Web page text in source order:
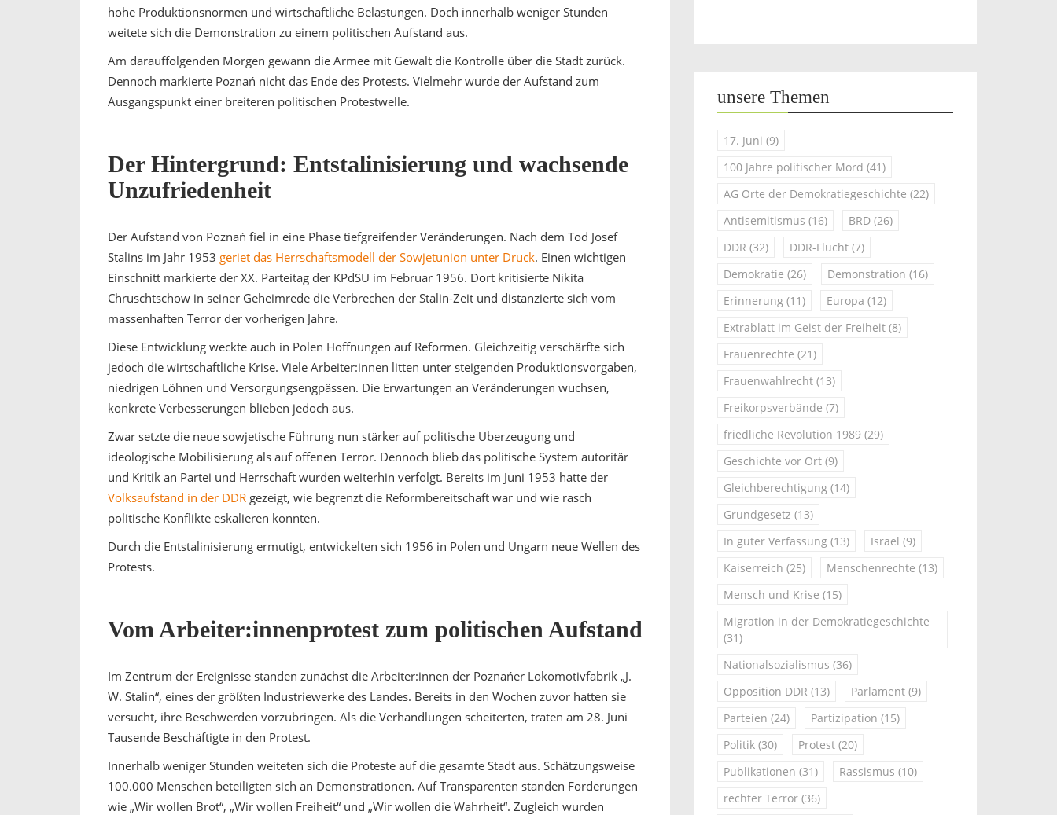
hohe Produktionsnormen und wirtschaftliche Belastungen. Doch innerhalb weniger Stunden
weitete sich die Demonstration zu einem politischen Aufstand aus.
Am darauffolgenden Morgen gewann die Armee mit Gewalt die Kontrolle über die Stadt zurück.
Dennoch markierte Poznań nicht das Ende des Protests. Vielmehr wurde der Aufstand zum
Ausgangspunkt einer breiteren politischen Protestwelle.
Der Hintergrund: Entstalinisierung und wachsende
Unzufriedenheit
Der Aufstand von Poznań fiel in eine Phase tiefgreifender Veränderungen. Nach dem Tod Josef
Stalins im Jahr 1953 geriet das Herrschaftsmodell der Sowjetunion unter Druck. Einen wichtigen
Einschnitt markierte der XX. Parteitag der KPdSU im Februar 1956. Dort kritisierte Nikita
Chruschtschow in seiner Geheimrede die Verbrechen der Stalin-Zeit und distanzierte sich vom
massenhaften Terror der vorherigen Jahre.
Diese Entwicklung weckte auch in Polen Hoffnungen auf Reformen. Gleichzeitig verschärfte sich
jedoch die wirtschaftliche Krise. Viele Arbeiter:innen litten unter steigenden Produktionsvorgaben,
niedrigen Löhnen und Versorgungsengpässen. Die Erwartungen an Veränderungen wuchsen,
konkrete Verbesserungen blieben jedoch aus.
Zwar setzte die neue sowjetische Führung nun stärker auf politische Überzeugung und
ideologische Mobilisierung als auf offenen Terror. Dennoch blieb das politische System autoritär
und Kritik an Partei und Herrschaft wurden weiterhin verfolgt. Bereits im Juni 1953 hatte der
Volksaufstand in der DDR gezeigt, wie begrenzt die Reformbereitschaft war und wie rasch
politische Konflikte eskalieren konnten.
Durch die Entstalinisierung ermutigt, entwickelten sich 1956 in Polen und Ungarn neue Wellen des
Protests.
Vom Arbeiter:innenprotest zum politischen Aufstand
Im Zentrum der Ereignisse standen zunächst die Arbeiter:innen der Poznańer Lokomotivfabrik „J.
W. Stalin“, eines der größten Industriewerke des Landes. Bereits in den Wochen zuvor hatten sie
versucht, ihre Beschwerden vorzubringen. Als die Verhandlungen scheiterten, traten am 28. Juni
Tausende Beschäftigte in den Protest.
Innerhalb weniger Stunden weiteten sich die Proteste auf die gesamte Stadt aus. Schätzungsweise
100.000 Menschen beteiligten sich an Demonstrationen. Auf Transparenten standen Forderungen
wie „Wir wollen Brot“, „Wir wollen Freiheit“ und „Wir wollen die Wahrheit“. Zugleich wurden
unsere Themen
17. Juni (9)
100 Jahre politischer Mord (41)
AG Orte der Demokratiegeschichte (22)
Antisemitismus (16) BRD (26)
DDR (32) DDR-Flucht (7)
Demokratie (26) Demonstration (16)
Erinnerung (11) Europa (12)
Extrablatt im Geist der Freiheit (8)
Frauenrechte (21)
Frauenwahlrecht (13)
Freikorpsverbände (7)
friedliche Revolution 1989 (29)
Geschichte vor Ort (9)
Gleichberechtigung (14)
Grundgesetz (13)
In guter Verfassung (13) Israel (9)
Kaiserreich (25) Menschenrechte (13)
Mensch und Krise (15)
Migration in der Demokratiegeschichte
(31)
Nationalsozialismus (36)
Opposition DDR (13) Parlament (9)
Parteien (24) Partizipation (15)
Politik (30) Protest (20)
Publikationen (31) Rassismus (10)
rechter Terror (36)